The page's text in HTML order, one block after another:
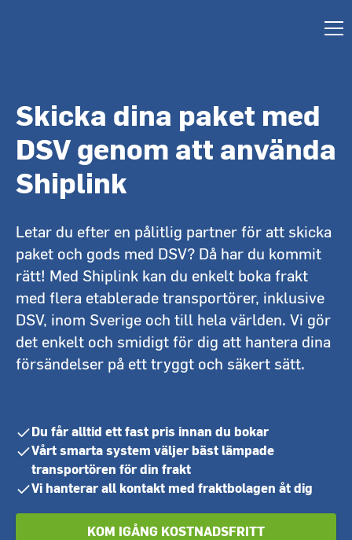
Skicka dina paket med
DSV genom att använda
Shiplink
Letar du efter en pålitlig partner för att skicka
paket och gods med DSV? Då har du kommit
rätt! Med Shiplink kan du enkelt boka frakt
med flera etablerade transportörer, inklusive
DSV, inom Sverige och till hela världen. Vi gör
det enkelt och smidigt för dig att hantera dina
försändelser på ett tryggt och säkert sätt.
Du får alltid ett fast pris innan du bokar
Vårt smarta system väljer bäst lämpade
transportören för din frakt
Vi hanterar all kontakt med fraktbolagen åt dig
KOM IGÅNG KOSTNADSFRITT